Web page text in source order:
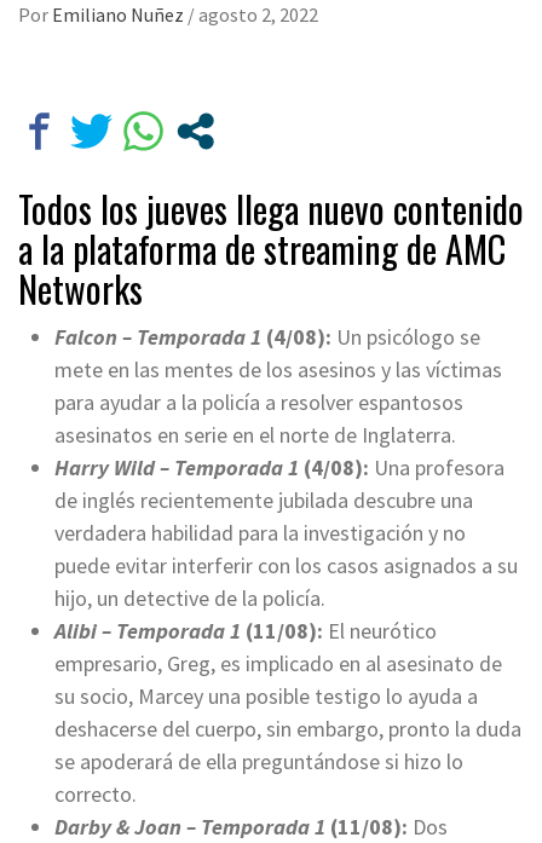
Por Emiliano Nuñez /agosto 2, 2022
Todos los jueves llega nuevo contenido
a la plataforma de streaming de AMC
Networks
Falcon – Temporada 1 (4/08): Un psicólogo se
mete en las mentes de los asesinos y las víctimas
para ayudar a la policía a resolver espantosos
asesinatos en serie en el norte de Inglaterra.
Harry Wild – Temporada 1 (4/08): Una profesora
de inglés recientemente jubilada descubre una
verdadera habilidad para la investigación y no
puede evitar interferir con los casos asignados a su
hijo, un detective de la policía.
Alibi – Temporada 1 (11/08): El neurótico
empresario, Greg, es implicado en al asesinato de
su socio, Marcey una posible testigo lo ayuda a
deshacerse del cuerpo, sin embargo, pronto la duda
se apoderará de ella preguntándose si hizo lo
correcto.
Darby & Joan – Temporada 1 (11/08): Dos